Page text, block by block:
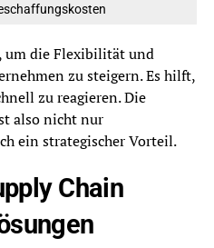
um die Flexibilität und
zu steigern. Es hilft,
zu reagieren. Die
also nicht nur
ein strategischer Vorteil.
Chain